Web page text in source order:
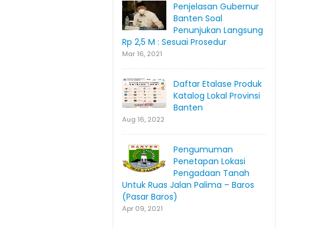
Penjelasan Gubernur
Banten Soal
Penunjukan Langsung
Rp 2,5 M : Sesuai Prosedur
Mar 16, 2021
Daftar Etalase Produk
Katalog Lokal Provinsi
Banten
Aug 16, 2022
Pengumuman
Penetapan Lokasi
Pengadaan Tanah
Untuk Ruas Jalan Palima – Baros
(Pasar Baros)
Apr 09, 2021